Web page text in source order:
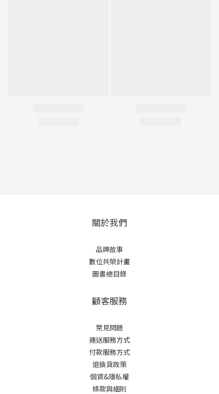
關於我們
品牌故事
數位共榮計畫
圖書總目錄
顧客服務
常見問題
運送服務方式
付款服務方式
退換貨政策
個資&隱私權
條款與細則